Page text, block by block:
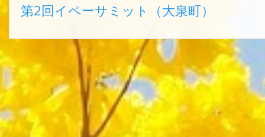
第2回イペーサミット（大泉町）